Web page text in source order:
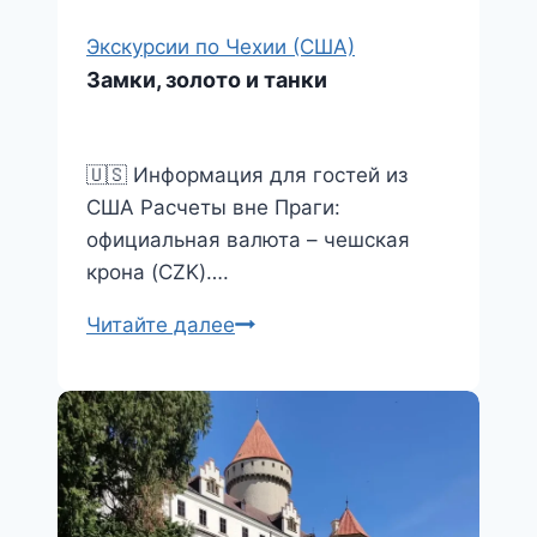
Экскурсии по Чехии (США)
Замки, золото и танки
🇺🇸 Информация для гостей из
США Расчеты вне Праги:
официальная валюта – чешская
крона (CZK)….
Читайте далееЗамки,
и
танки